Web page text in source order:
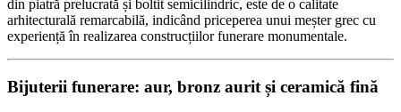
din piatră prelucrată și boltit semicilindric, este de o calitate
arhitecturală remarcabilă, indicând priceperea unui meșter grec cu
experiență în realizarea construcțiilor funerare monumentale.
Bijuterii funerare: aur, bronz aurit și ceramică fină